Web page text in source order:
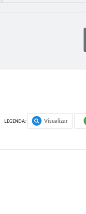
LEGENDA: Visualizar